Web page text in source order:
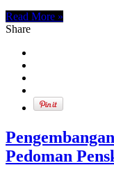
Read More »
Share
Pedoman